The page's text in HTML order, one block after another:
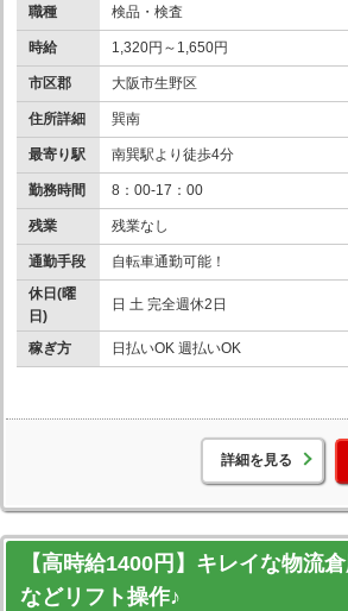
職種 検品・検査
時給 1,320円～1,650円
市区郡 大阪市生野区
住所詳細 巽南
最寄り駅 南巽駅より徒歩4分
勤務時間 8：00-17：00
残業 残業なし
通勤手段
自転車通勤可能！
休日(曜
日)
日 土 完全週休2日
稼ぎ方 日払いOK 週払いOK
詳細を見る
【高時給1400円】キレイな物流
などリフト操作♪